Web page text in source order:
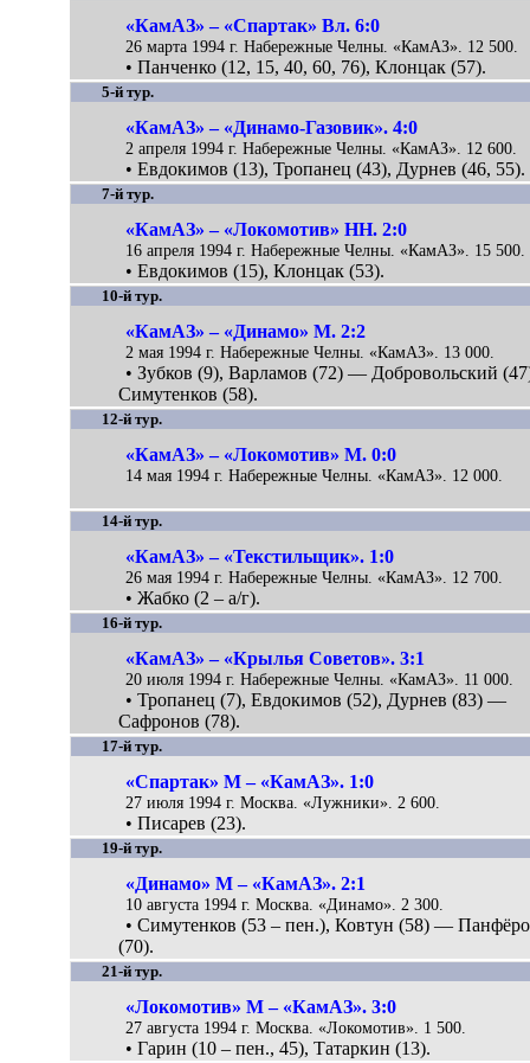
«КамАЗ» – «Спартак» Вл. 6:0
26 марта 1994 г. Набережные Челны. «КамАЗ». 12 500.
• Панченко (12, 15, 40, 60, 76), Клонцак (57).
5-й тур.
«КамАЗ» – «Динамо-Газовик». 4:0
2 апреля 1994 г. Набережные Челны. «КамАЗ». 12 600.
• Евдокимов (13), Тропанец (43), Дурнев (46, 55).
7-й тур.
«КамАЗ» – «Локомотив» НН. 2:0
16 апреля 1994 г. Набережные Челны. «КамАЗ». 15 500.
• Евдокимов (15), Клонцак (53).
10-й тур.
«КамАЗ» – «Динамо» М. 2:2
2 мая 1994 г. Набережные Челны. «КамАЗ». 13 000.
• Зубков (9), Варламов (72) — Добровольский
Симутенков (58).
12-й тур.
«КамАЗ» – «Локомотив» М. 0:0
14 мая 1994 г. Набережные Челны. «КамАЗ». 12 000.
14-й тур.
«КамАЗ» – «Текстильщик». 1:0
26 мая 1994 г. Набережные Челны. «КамАЗ». 12 700.
• Жабко (2 – а/г).
16-й тур.
«КамАЗ» – «Крылья Советов». 3:1
20 июля 1994 г. Набережные Челны. «КамАЗ». 11 000.
• Тропанец (7), Евдокимов (52), Дурнев (83) —
Сафронов (78).
17-й тур.
«Спартак» М – «КамАЗ». 1:0
27 июля 1994 г. Москва. «Лужники». 2 600.
• Писарев (23).
19-й тур.
«Динамо» М – «КамАЗ». 2:1
10 августа 1994 г. Москва. «Динамо». 2 300.
• Симутенков (53 – пен.), Ковтун (58) —
(70).
21-й тур.
«Локомотив» М – «КамАЗ». 3:0
27 августа 1994 г. Москва. «Локомотив». 1 500.
• Гарин (10 – пен., 45), Татаркин (13).